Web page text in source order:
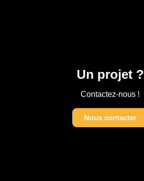
Un projet ?
Contactez-nous !
Nous contacter